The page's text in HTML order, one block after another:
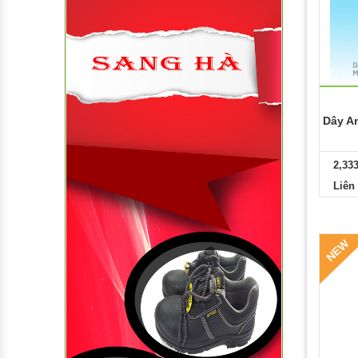
Dây
Liên
NEW